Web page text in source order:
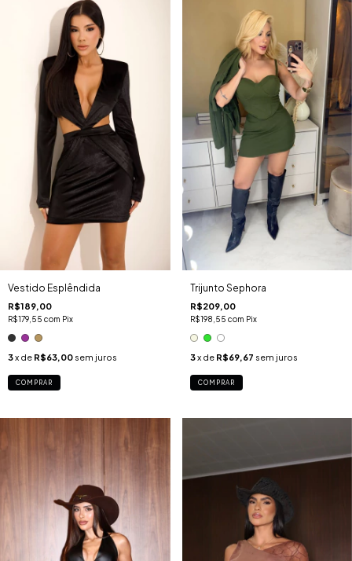
Vestido Esplêndida
R$189,00
R$179,55 com Pix
3x de R$63,00 sem juros
COMPRAR
Trijunto Sephora
R$209,00
R$198,55 com Pix
3x de R$69,67 sem juros
COMPRAR